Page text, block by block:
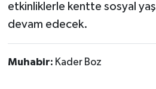
etkinliklerle kentte sosyal
devam edecek.
Muhabir: Kader Boz